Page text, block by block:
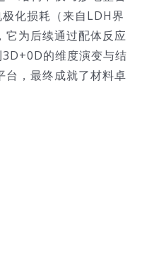
化损耗（来自LDH界
它为后续通过配体反应
的维度演变与结
台，最终成就了材料卓